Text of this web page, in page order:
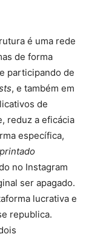
é uma rede
de forma
participando de
, e também em
de
reduz a eficácia
específica,
printado
no Instagram
ser apagado.
lucrativa e
republica.